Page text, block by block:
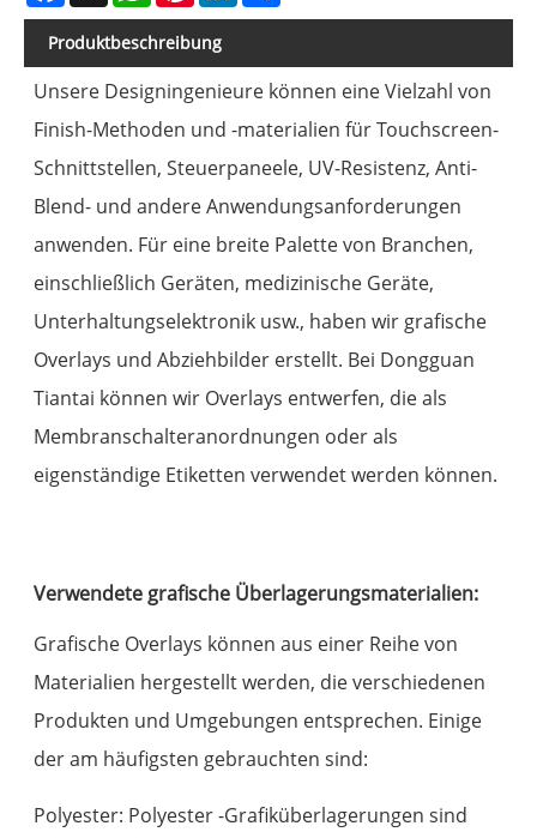
Produktbeschreibung
Unsere Designingenieure können eine Vielzahl von
Finish-Methoden und -materialien für Touchscreen-
Schnittstellen, Steuerpaneele, UV-Resistenz, Anti-
Blend- und andere Anwendungsanforderungen
anwenden. Für eine breite Palette von Branchen,
einschließlich Geräten, medizinische Geräte,
Unterhaltungselektronik usw., haben wir grafische
Overlays und Abziehbilder erstellt. Bei Dongguan
Tiantai können wir Overlays entwerfen, die als
Membranschalteranordnungen oder als
eigenständige Etiketten verwendet werden können.
Verwendete grafische Überlagerungsmaterialien:
Grafische Overlays können aus einer Reihe von
Materialien hergestellt werden, die verschiedenen
Produkten und Umgebungen entsprechen. Einige
der am häufigsten gebrauchten sind:
Polyester: Polyester -Grafiküberlagerungen sind